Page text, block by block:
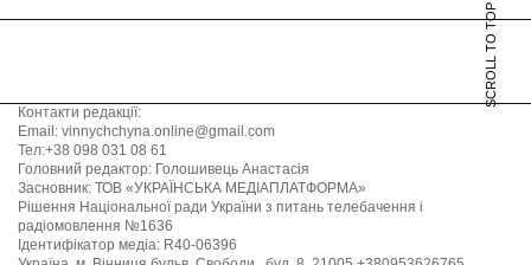
SCROLL TO TOP
Контакти редакції:
Email: vinnychchyna.online@gmail.com
Тел:+38 098 031 08 61
Головний редактор: Голошивець Анастасія
Засновник: ТОВ «УКРАЇНСЬКА МЕДІАПЛАТФОРМА»
Рішення Національної ради України з питань телебачення і
радіомовлення №1636
Ідентифікатор медіа: R40-06396